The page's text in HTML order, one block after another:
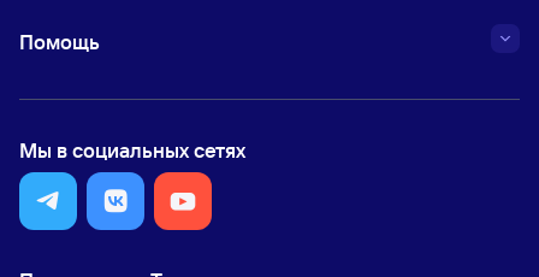
Помощь
Мы в социальных сетях